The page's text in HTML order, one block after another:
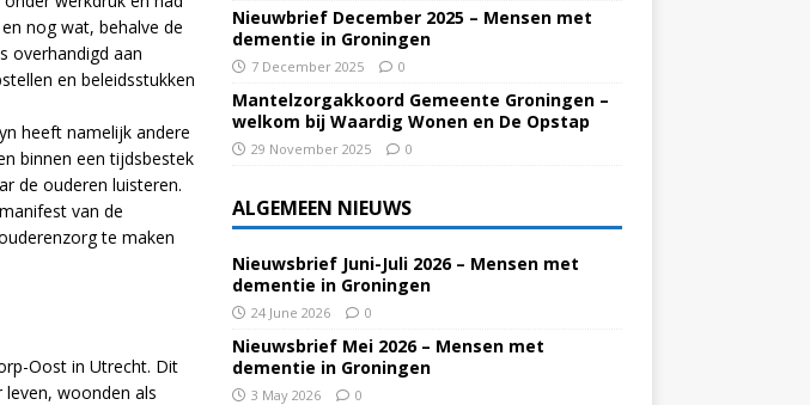
nog wat, behalve de
overhandigd aan
en beleidsstukken
heeft namelijk andere
binnen een tijdsbestek
de ouderen luisteren.
van de
te maken
Oost in Utrecht. Dit
woonden als
Nieuwbrief December 2025 – Mensen met
dementie in Groningen
7 December 2025 0
Mantelzorgakkoord Gemeente Groningen –
welkom bij Waardig Wonen en De Opstap
29 November 2025 0
ALGEMEEN NIEUWS
Nieuwsbrief Juni-Juli 2026 – Mensen met
dementie in Groningen
24 June 2026 0
Nieuwsbrief Mei 2026 – Mensen met
dementie in Groningen
3 May 2026 0